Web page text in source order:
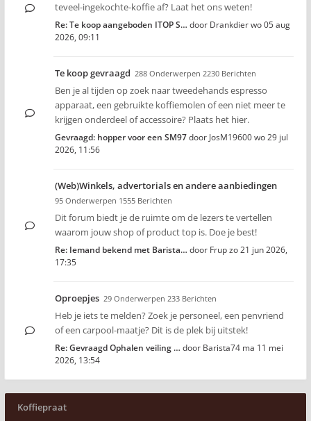
teveel-ingekochte-koffie af? Laat het ons weten!
Re: Te koop aangeboden ITOP S… door Drankdierwo 05 aug
2026, 09:11
Te koop gevraagd 288 Onderwerpen 2230 Berichten
Ben je al tijden op zoek naar tweedehands espresso
apparaat, een gebruikte koffiemolen of een niet meer te
krijgen onderdeel of accessoire? Plaats het hier.
Gevraagd: hopper voor een SM97door JosM19600wo 29 jul
2026, 11:56
(Web)Winkels, advertorials en andere aanbiedingen
95 Onderwerpen 1555 Berichten
Dit forum biedt je de ruimte om de lezers te vertellen
waarom jouw shop of product top is. Doe je best!
Re: Iemand bekend met Barista… door Frupzo 21 jun 2026,
17:35
Oproepjes 29 Onderwerpen 233 Berichten
Heb je iets te melden? Zoek je personeel, een penvriend
of een carpool-maatje? Dit is de plek bij uitstek!
Re: Gevraagd Ophalen veiling … door Barista74 ma 11 mei
2026, 13:54
Koffiepraat